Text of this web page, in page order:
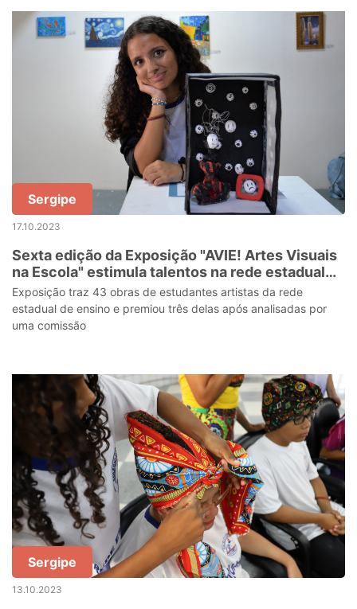
Sergipe
17.10.2023
Sexta edição da Exposição "AVIE! Artes Visuais
na Escola" estimula talentos na rede estadual
de Sergipe
Exposição traz 43 obras de estudantes artistas da rede
estadual de ensino e premiou três delas após analisadas por
uma comissão
Sergipe
13.10.2023